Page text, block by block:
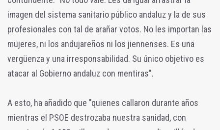
imagen del sistema sanitario público andaluz y la de sus
profesionales con tal de arañar votos. No les importan las
mujeres, ni los andujareños ni los jiennenses. Es una
vergüenza y una irresponsabilidad. Su único objetivo es
atacar al Gobierno andaluz con mentiras".
A esto, ha añadido que "quienes callaron durante años
mientras el PSOE destrozaba nuestra sanidad, con